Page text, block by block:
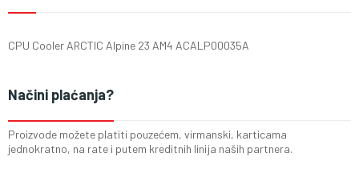
CPU Cooler ARCTIC Alpine 23 AM4 ACALP00035A
Načini plaćanja?
Proizvode možete platiti pouzećem, virmanski, karticama
jednokratno, na rate i putem kreditnih linija naših partnera.